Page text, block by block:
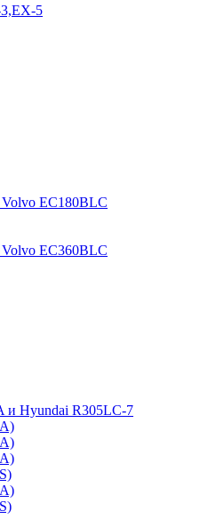
5
Volvo EC180BLC
Volvo EC360BLC
и Hyundai R305LC-7